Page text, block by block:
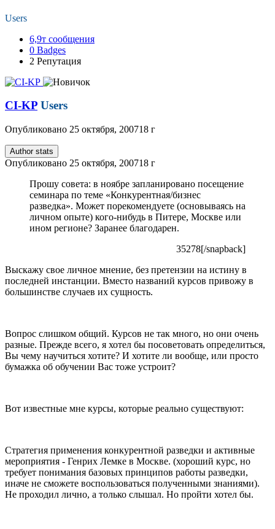
Users
6,9т сообщения
0 Badges
2 Репутация
CI-KP Users
Опубликовано 25 октября, 200718 г
Author stats
Опубликовано 25 октября, 200718 г
Прошу совета: в ноябре запланировано посещение
семинара по теме «Конкурентная/бизнес
разведка». Может порекомендуете (основываясь на
личном опыте) кого-нибудь в Питере, Москве или
ином регионе? Заранее благодарен.
35278[/snapback]
Выскажу свое личное мнение, без претензии на истину в
последней инстанции. Вместо названий курсов привожу в
большинстве случаев их сущность.
Вопрос слишком общий. Курсов не так много, но они очень
разные. Прежде всего, я хотел бы посоветовать определиться,
Вы чему научиться хотите? И хотите ли вообще, или просто
бумажка об обучении Вас тоже устроит?
Вот известные мне курсы, которые реально существуют:
Стратегия применения конкурентной разведки и активные
мероприятия - Генрих Лемке в Москве. (хороший курс, но
требует понимания базовых принципов работы разведки,
иначе не сможете воспользоваться полученными знаниями).
Не проходил лично, а только слышал. Но пройти хотел бы.